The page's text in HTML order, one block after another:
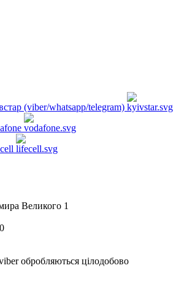
(viber/whatsapp/telegram)
Великого 1
обробляються цілодобово